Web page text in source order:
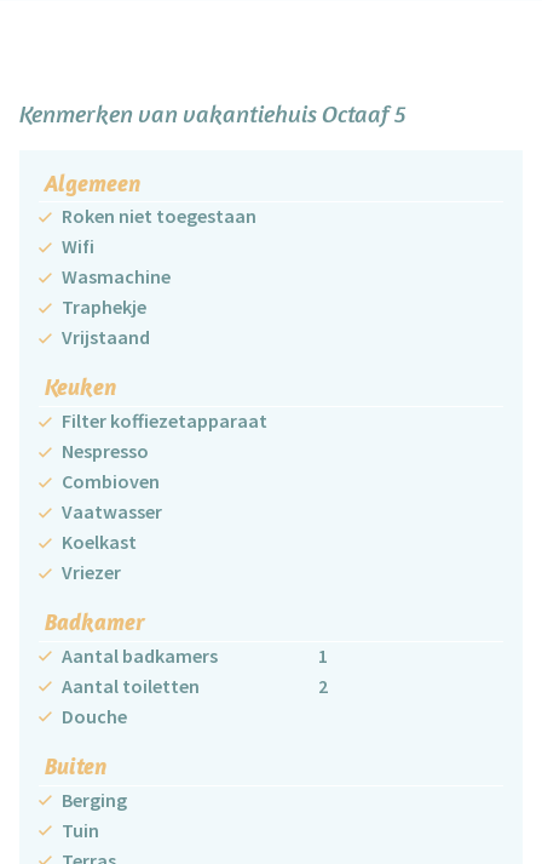
Kenmerken van vakantiehuis Octaaf 5
Algemeen
Roken niet toegestaan
Wifi
Wasmachine
Traphekje
Vrijstaand
Keuken
Filter koffiezetapparaat
Nespresso
Combioven
Vaatwasser
Koelkast
Vriezer
Badkamer
Aantal badkamers
1
Aantal toiletten
2
Douche
Buiten
Berging
Tuin